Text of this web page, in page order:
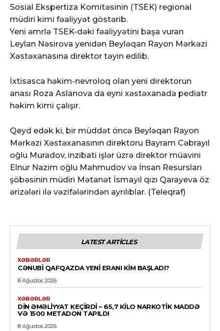
Sosial Ekspertiza Komitəsinin (TSEK) regional
müdiri kimi fəaliyyət göstərib.
Yeni əmrlə TSEK-dəki fəaliyyətini başa vuran
Leylan Nəsirova yenidən Beyləqan Rayon Mərkəzi
Xəstəxanasına direktor təyin edilib.
İxtisasca həkim-nevroloq olan yeni direktorun
anası Roza Aslanova da eyni xəstəxanada pediatr
həkim kimi çalışır.
Qeyd edək ki, bir müddət öncə Beyləqan Rayon
Mərkəzi Xəstəxanasının direktoru Bayram Cəbrayıl
oğlu Muradov, inzibati işlər üzrə direktor müavini
Elnur Nazim oğlu Mahmudov və İnsan Resursları
şöbəsinin müdiri Mətanət İsmayıl qızı Qarayeva öz
ərizələri ilə vəzifələrindən ayrılıblar. (Teleqraf)
LATEST ARTICLES
XƏBƏRLƏR
CƏNUBI QAFQAZDA YENI ERANI KIM BAŞLADI?
8 Ağustos 2026
XƏBƏRLƏR
DİN ƏMƏLIYYAT KEÇIRDI – 65,7 KILO NARKOTIK MADDƏ
VƏ 1500 METADON TAPILDI
8 Ağustos 2026